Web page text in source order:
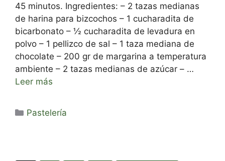
45 minutos. Ingredientes: – 2 tazas medianas
de harina para bizcochos – 1 cucharadita de
bicarbonato – ½ cucharadita de levadura en
polvo – 1 pellizco de sal – 1 taza mediana de
chocolate – 200 gr de margarina a temperatura
ambiente – 2 tazas medianas de azúcar – …
Leer más
Categorías
Pastelería